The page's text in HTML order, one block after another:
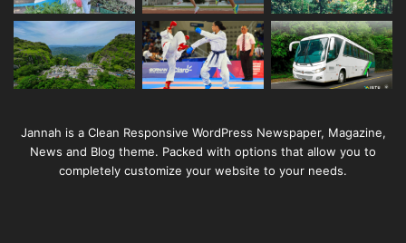
Jannah is a Clean Responsive WordPress Newspaper, Magazine,
News and Blog theme. Packed with options that allow you to
completely customize your website to your needs.